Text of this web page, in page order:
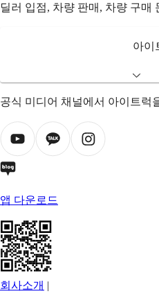
딜러 입점, 차량 판매, 차량 구매
아이
공식 미디어 채널에서 아이트럭
앱 다운로드
회사소개 |